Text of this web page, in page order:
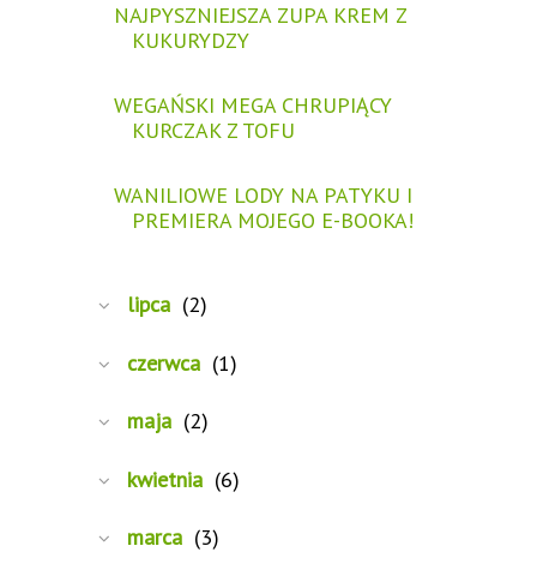
NAJPYSZNIEJSZA ZUPA KREM Z
KUKURYDZY
WEGAŃSKI MEGA CHRUPIĄCY
KURCZAK Z TOFU
WANILIOWE LODY NA PATYKU I
PREMIERA MOJEGO E-BOOKA!
lipca (2)
czerwca (1)
maja (2)
kwietnia (6)
marca (3)